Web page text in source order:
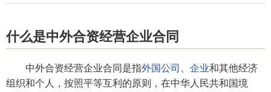
什么是中外合资经营企业合同
中外合资经营企业合同是指外国公司 企业和其他经济
组织和个人，按照平等互利的原则，在中华人民共和国境